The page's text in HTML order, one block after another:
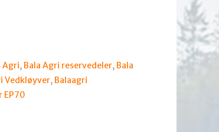
Agri, Bala Agri reservedeler, Bala
Vedkløyver, Balaagri
EP70